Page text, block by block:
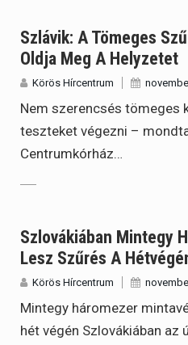
Szlávik: A Tömeges
Oldja Meg A Helyzetet
Körös Hírcentrum
Nem szerencsés tömeges
teszteket végezni –
Centrumkórház…
Szlovákiában Mintegy
Lesz Szűrés A
Körös Hírcentrum
Mintegy háromezer
hét végén Szlovákiában